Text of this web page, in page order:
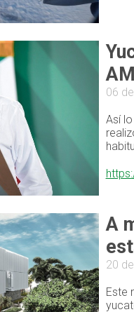
06
Así
A
20
Este